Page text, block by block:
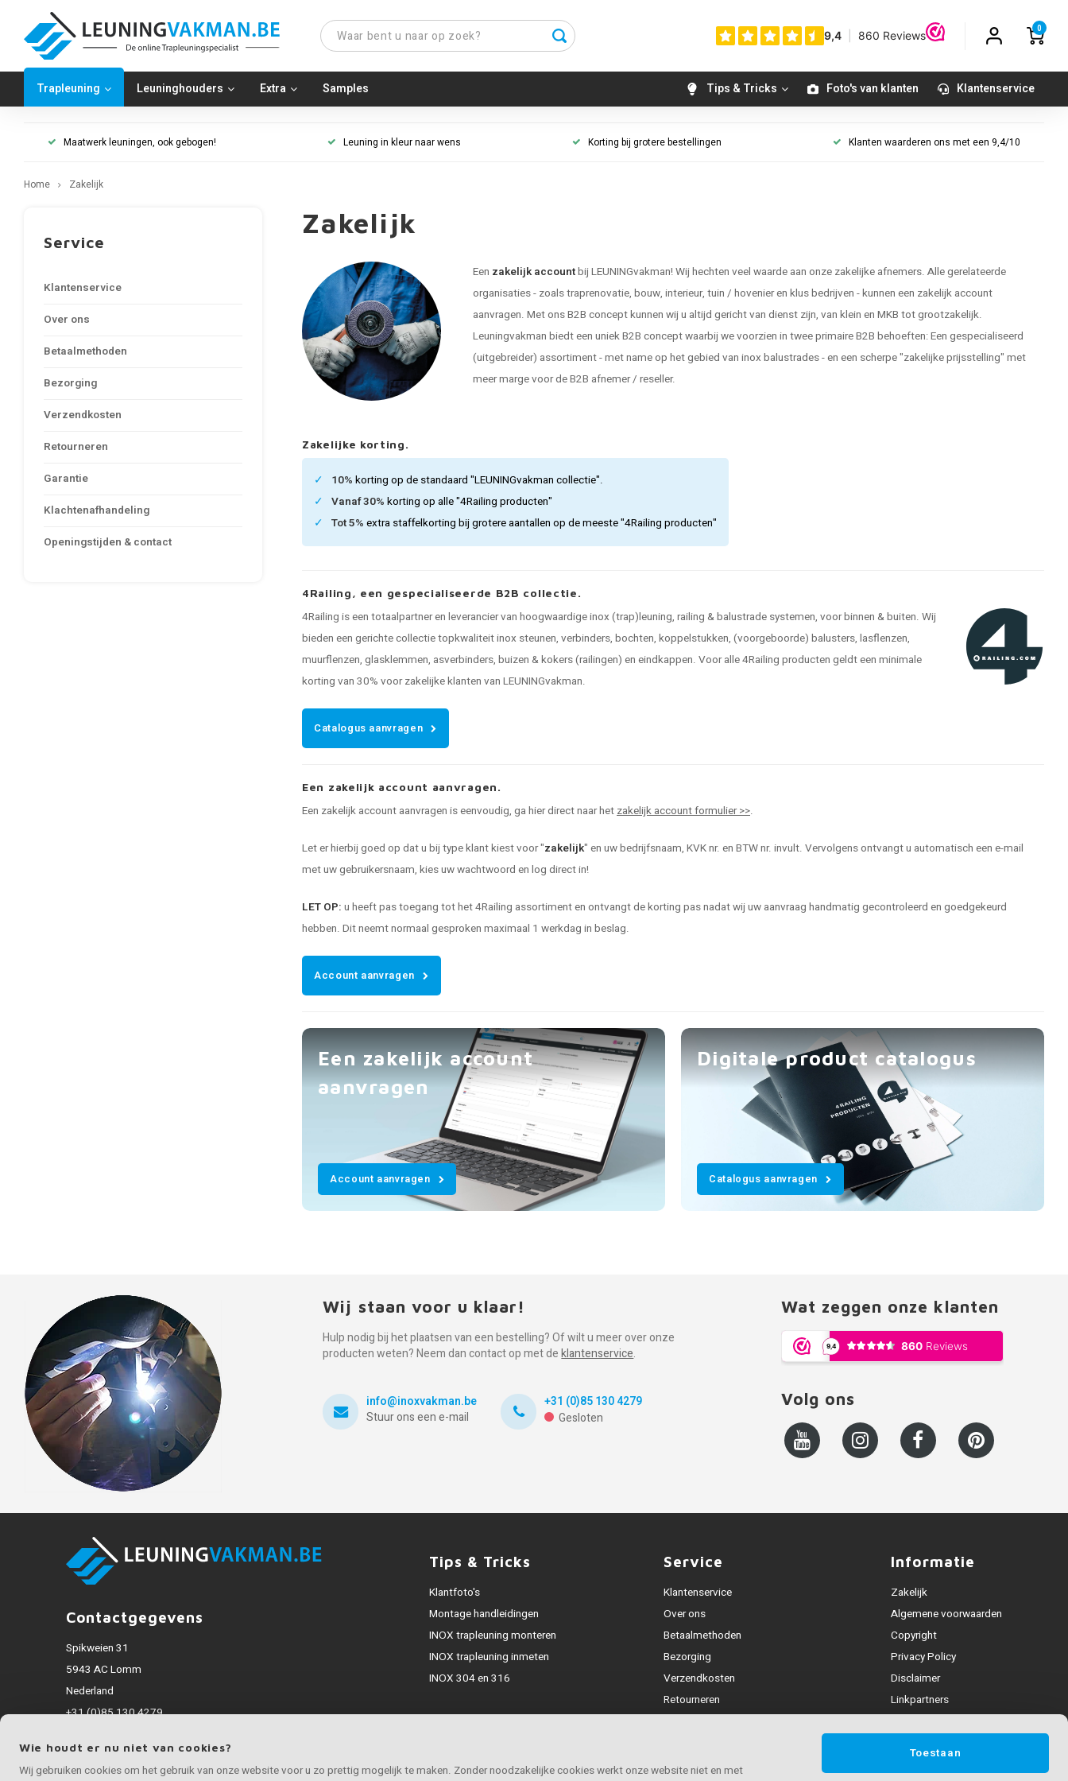
0
Trapleuning Leuninghouders Extra Samples Tips & Tricks Foto's van klanten Klantenservice
Maatwerk leuningen, ook gebogen! Leuning in kleur naar wens Korting bij grotere bestellingen Klanten waarderen ons met een 9,4/10
Home Zakelijk
Service
Klantenservice
Over ons
Betaalmethoden
Bezorging
Verzendkosten
Retourneren
Garantie
Klachtenafhandeling
Openingstijden & contact
Zakelijk
Een zakelijk accountbij LEUNINGvakman! Wij hechten veel waarde aan onze zakelijke afnemers. Alle gerelateerde
organisaties - zoals traprenovatie, bouw, interieur, tuin / hovenier en klus bedrijven - kunnen een zakelijk account
aanvragen. Met ons B2B concept kunnen wij u altijd gericht van dienst zijn, van klein en MKB tot grootzakelijk.
Leuningvakman biedt een uniek B2B concept waarbij we voorzien in twee primaire B2B behoeften: Een gespecialiseerd
(uitgebreider) assortiment - met name op het gebied van inox balustrades - en een scherpe "zakelijke prijsstelling" met
meer marge voor de B2B afnemer / reseller.
Zakelijke korting.
10% korting op de standaard "LEUNINGvakman collectie".
Vanaf 30% korting op alle "4Railing producten"
Tot 5% extra staffelkorting bij grotere aantallen op de meeste "4Railing producten"
4Railing, een gespecialiseerde B2B collectie.
4Railing is een totaalpartner en leverancier van hoogwaardige inox (trap)leuning, railing & balustrade systemen, voor binnen & buiten. Wij
bieden een gerichte collectie topkwaliteit inox steunen, verbinders, bochten, koppelstukken, (voorgeboorde) balusters, lasflenzen,
muurflenzen, glasklemmen, asverbinders, buizen & kokers (railingen) en eindkappen. Voor alle 4Railing producten geldt een minimale
korting van 30% voor zakelijke klanten van LEUNINGvakman.
Catalogus aanvragen
Een zakelijk account aanvragen.
Een zakelijk account aanvragen is eenvoudig, ga hier direct naar hetzakelijk account formulier >>.
Let er hierbij goed op dat u bij type klant kiest voor "zakelijk" en uw bedrijfsnaam, KVK nr. en BTW nr. invult. Vervolgens ontvangt u automatisch een e-mail
met uw gebruikersnaam, kies uw wachtwoord en log direct in!
LET OP: u heeft pas toegang tot het 4Railing assortiment en ontvangt de korting pas nadat wij uw aanvraag handmatig gecontroleerd en goedgekeurd
hebben. Dit neemt normaal gesproken maximaal 1 werkdag in beslag.
Account aanvragen
Een zakelijk account
aanvragen
Account aanvragen
Digitale product catalogus
Catalogus aanvragen
Wij staan voor u klaar!
Hulp nodig bij het plaatsen van een bestelling? Of wilt u meer over onze
producten weten? Neem dan contact op met deklantenservice.
info@inoxvakman.be
Stuur ons een e-mail
+31 (0)85 130 4279
Gesloten
Wat zeggen onze klanten
Volg ons
Contactgegevens
Spikweien 31
5943 AC Lomm
Nederland
+31 (0)85 130 4279
Alle bedragen zijn incl. BTW
Tips & Tricks
Klantfoto's
Montage handleidingen
INOX trapleuning monteren
INOX trapleuning inmeten
INOX 304 en 316
Service
Klantenservice
Over ons
Betaalmethoden
Bezorging
Verzendkosten
Retourneren
Openingstijden & contact
Informatie
Zakelijk
Algemene voorwaarden
Copyright
Privacy Policy
Disclaimer
Linkpartners
Wie houdt er nu niet van cookies?
Wij gebruiken cookies om het gebruik van onze website voor u zo prettig mogelijk te maken. Zonder noodzakelijke cookies werkt onze website niet en met
Toestaan